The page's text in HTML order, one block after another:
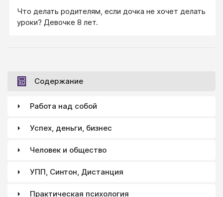
Что делать родителям, если дочка не хочет делать
уроки? Девочке 8 лет.
Содержание
Работа над собой
Успех, деньги, бизнес
Человек и общество
УПП, Синтон, Дистанция
Практическая психология